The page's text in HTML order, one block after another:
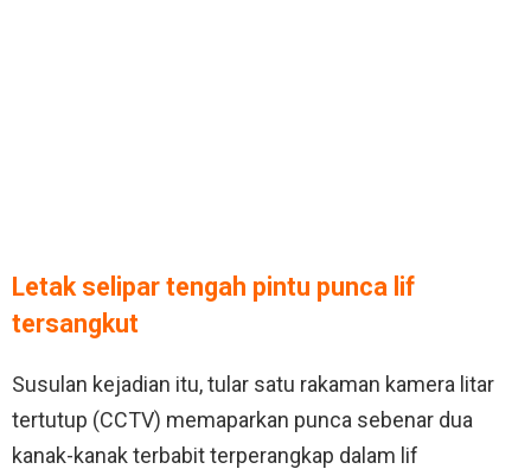
Letak selipar tengah pintu punca lif
tersangkut
Susulan kejadian itu, tular satu rakaman kamera litar
tertutup (CCTV) memaparkan punca sebenar dua
kanak-kanak terbabit terperangkap dalam lif